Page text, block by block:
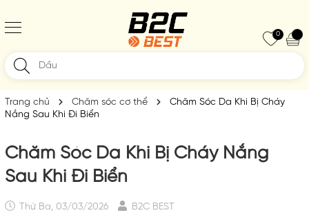
0
Trang chủ Chăm sóc cơ thể
Chăm Sóc Da Khi Bị Cháy
Nắng Sau Khi Đi Biển
Chăm Sóc Da Khi Bị Cháy Nắng
Sau Khi Đi Biển
Thứ Ba, 03/03/2026 B2C BEST